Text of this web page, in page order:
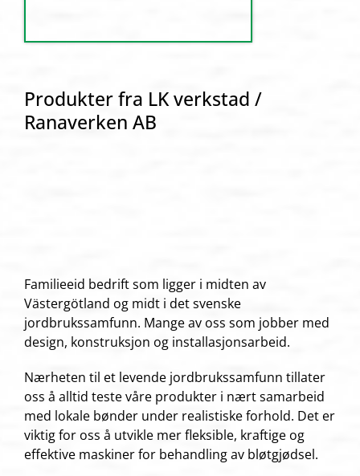
Produkter fra LK verkstad /
Ranaverken AB
Familieeid bedrift som ligger i midten av
Västergötland og midt i det svenske
jordbrukssamfunn. Mange av oss som jobber med
design, konstruksjon og installasjonsarbeid.
Nærheten til et levende jordbrukssamfunn tillater
oss å alltid teste våre produkter i nært samarbeid
med lokale bønder under realistiske forhold. Det er
viktig for oss å utvikle mer fleksible, kraftige og
effektive maskiner for behandling av bløtgjødsel.